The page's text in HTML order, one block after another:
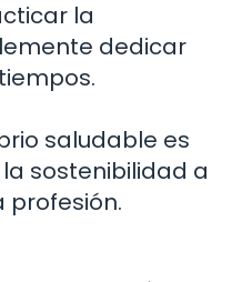
la
dedicar
saludable es
sostenibilidad a
profesión.